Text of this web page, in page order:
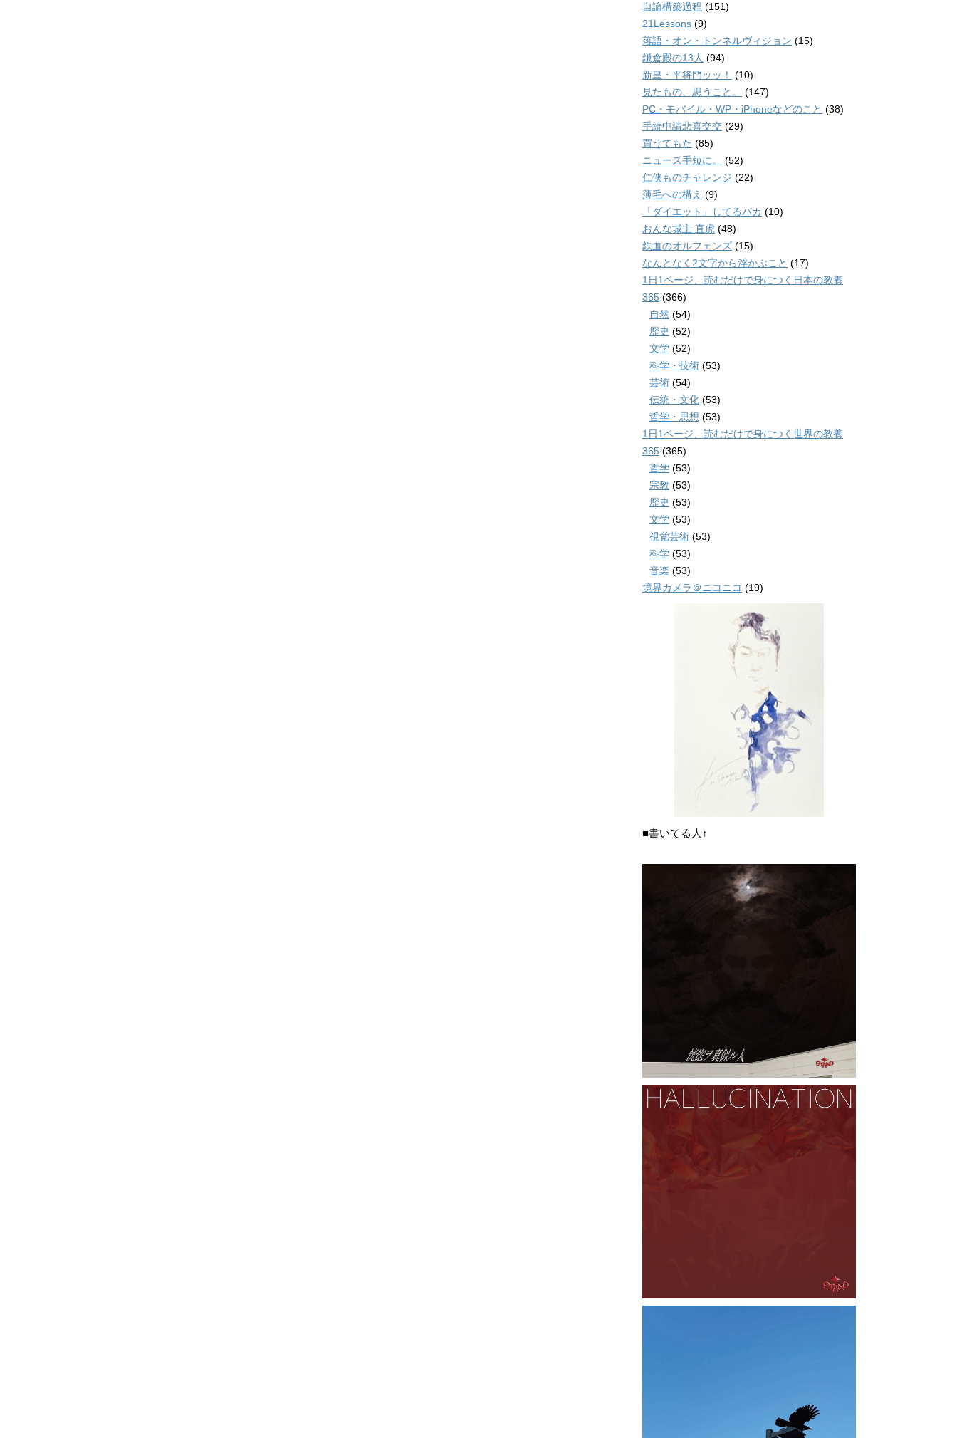
自論構築過程 (151)
21Lessons (9)
落語・オン・トンネルヴィジョン (15)
鎌倉殿の13人 (94)
新皇・平将門ッッ！
(10)
見たもの、思うこと。
(147)
PC・モバイル・WP・iPhoneなどのこと (38)
手続申請悲喜交交 (29)
買うてもた (85)
ニュース手短に。
(52)
仁侠ものチャレンジ (22)
薄毛への構え (9)
「ダイエット」してるバカ (10)
おんな城主 直虎 (48)
鉄血のオルフェンズ (15)
なんとなく2文字から浮かぶこと (17)
1日1ページ、読むだけで身につく日本の教養
365 (366)
自然 (54)
歴史 (52)
文学 (52)
科学・技術 (53)
芸術 (54)
伝統・文化 (53)
哲学・思想 (53)
1日1ページ、読むだけで身につく世界の教養
365 (365)
哲学 (53)
宗教 (53)
歴史 (53)
文学 (53)
視覚芸術 (53)
科学 (53)
音楽 (53)
境界カメラ＠ニコニコ (19)
■書いてる人↑